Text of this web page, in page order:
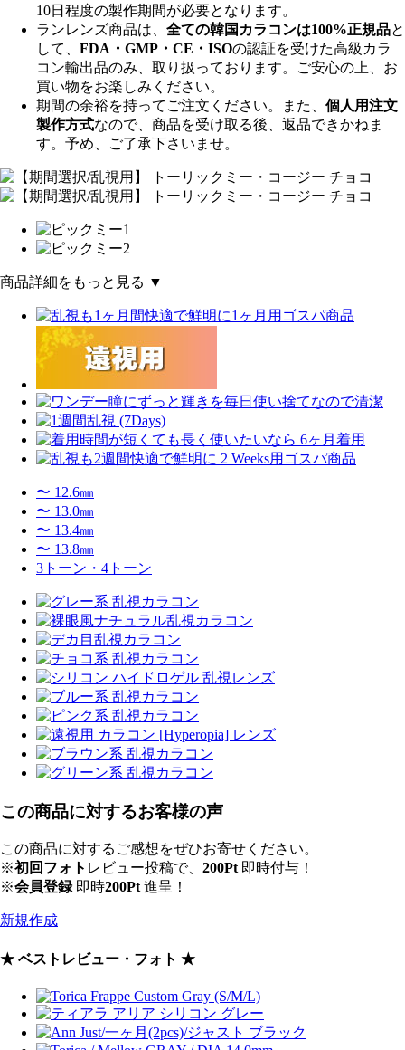
10日程度の製作期間が必要となります。
ランレンズ商品は、 全ての韓国カラコンは100%正規品と
して、 FDA・GMP・CE・ISOの認証を受けた高級カラ
コン輸出品のみ、取り扱っております。ご安心の上、お
買い物をお楽しみください。
期間の余裕を持ってご注文ください。また、 個人用注文
製作方式なので、商品を受け取る後、返品できかねま
す。予め、ご了承下さいませ。
商品詳細をもっと見る ▼
〜 12.6㎜
〜 13.0㎜
〜 13.4㎜
〜 13.8㎜
3トーン・4トーン
この商品に対するお客様の声
この商品に対するご感想をぜひお寄せください。
※初回フォト レビュー投稿で、 200Pt 即時付与！
※会員登録即時200Pt 進呈！
新規作成
★ ベストレビュー・フォト ★